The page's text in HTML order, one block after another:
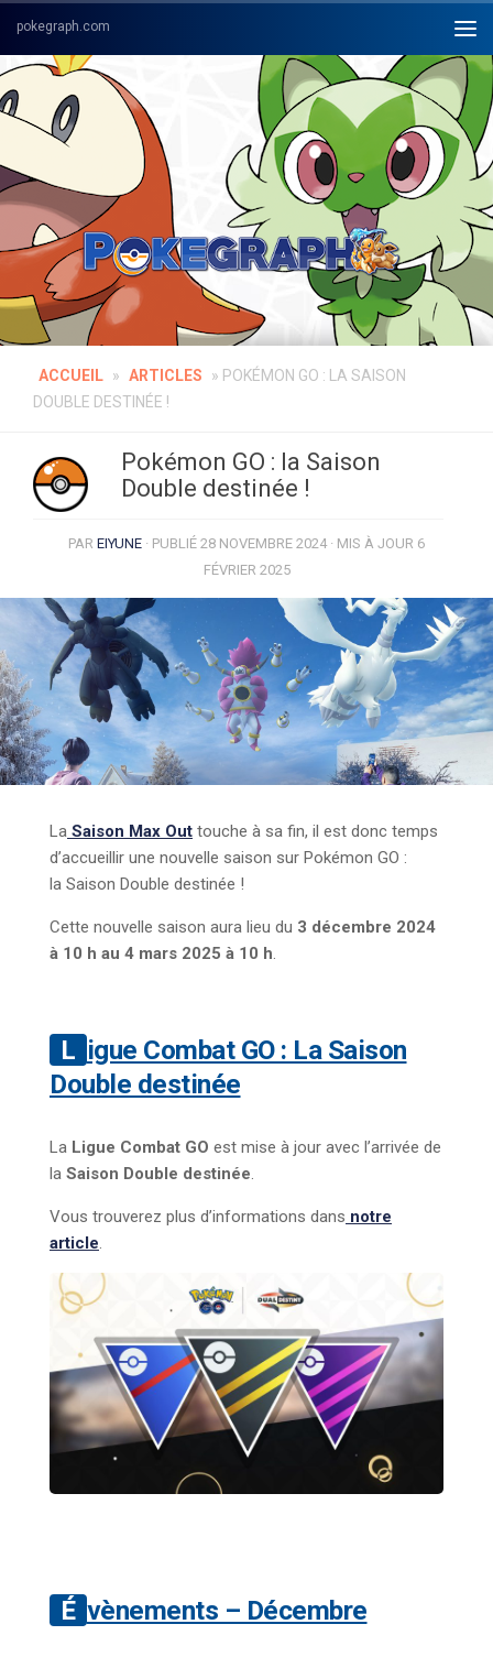
Skip to content
ACCUEIL » ARTICLES » POKÉMON GO : LA SAISON
DOUBLE DESTINÉE !
Pokémon GO : la Saison
Double destinée !
PAR EIYUNE · PUBLIÉ 28 NOVEMBRE 2024· MIS À JOUR 6
FÉVRIER 2025
La Saison Max Out touche à sa fin, il est donc temps
d’accueillir une nouvelle saison sur Pokémon GO :
la Saison Double destinée !
Cette nouvelle saison aura lieu du 3 décembre 2024
à 10 h au 4 mars 2025 à 10 h.
Ligue Combat GO : La Saison
Double destinée
La Ligue Combat GO est mise à jour avec l’arrivée de
la Saison Double destinée.
Vous trouverez plus d’informations dans notre
article.
Évènements – Décembre